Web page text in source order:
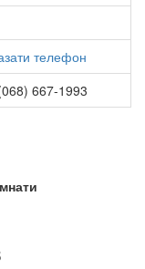
телефон
667-1993